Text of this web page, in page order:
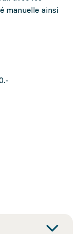
manuelle ainsi